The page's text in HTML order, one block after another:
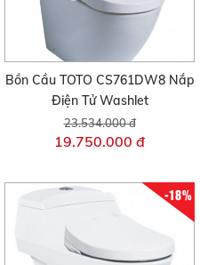
Bồn Cầu TOTO CS761DW8 Nắp
Điện Tử Washlet
23.534.000 đ
19.750.000 đ
-18%